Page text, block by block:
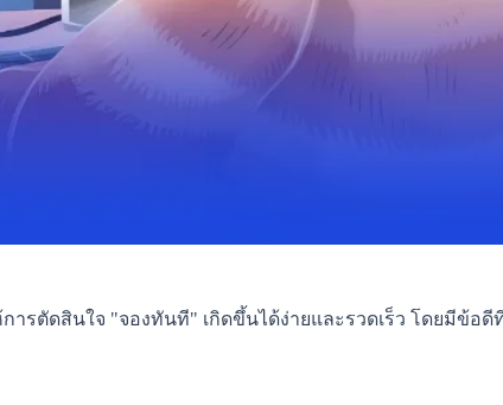
รตัดสินใจ "จองทันที" เกิดขึ้นได้ง่ายและรวดเร็ว โดยมีข้อดี